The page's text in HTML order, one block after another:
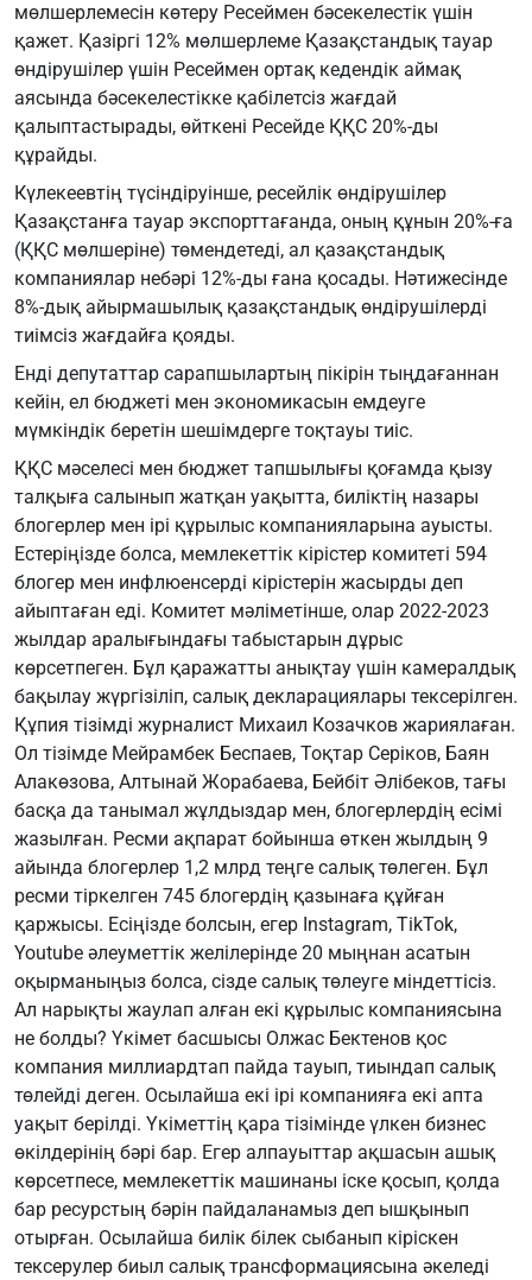
мөлшерлемесін көтеру Ресеймен бәсекелестік үшін
қажет. Қазіргі 12% мөлшерлеме Қазақстандық тауар
өндірушілер үшін Ресеймен ортақ кедендік аймақ
аясында бәсекелестікке қабілетсіз жағдай
қалыптастырады, өйткені Ресейде ҚҚС 20%-ды
құрайды.
Күлекеевтің түсіндіруінше, ресейлік өндірушілер
Қазақстанға тауар экспорттағанда, оның құнын 20%-ға
(ҚҚС мөлшеріне) төмендетеді, ал қазақстандық
компаниялар небәрі 12%-ды ғана қосады. Нәтижесінде
8%-дық айырмашылық қазақстандық өндірушілерді
тиімсіз жағдайға қояды.
Енді депутаттар сарапшылартың пікірін тыңдағаннан
кейін, ел бюджеті мен экономикасын емдеуге
мүмкіндік беретін шешімдерге тоқтауы тиіс.
ҚҚС мәселесі мен бюджет тапшылығы қоғамда қызу
талқыға салынып жатқан уақытта, биліктің назары
блогерлер мен ірі құрылыс компанияларына ауысты.
Естеріңізде болса, мемлекеттік кірістер комитеті 594
блогер мен инфлюенсерді кірістерін жасырды деп
айыптаған еді. Комитет мәліметінше, олар 2022-2023
жылдар аралығындағы табыстарын дұрыс
көрсетпеген. Бұл қаражатты анықтау үшін камералдық
бақылау жүргізіліп, салық декларациялары тексерілген.
Құпия тізімді журналист Михаил Козачков жариялаған.
Ол тізімде Мейрамбек Беспаев, Тоқтар Серіков, Баян
Алакөзова, Алтынай Жорабаева, Бейбіт Әлібеков, тағы
басқа да танымал жұлдыздар мен, блогерлердің есімі
жазылған. Ресми ақпарат бойынша өткен жылдың 9
айында блогерлер 1,2 млрд теңге салық төлеген. Бұл
ресми тіркелген 745 блогердің қазынаға құйған
қаржысы. Есіңізде болсын, егер Instagram, TikTok,
Youtube әлеуметтік желілерінде 20 мыңнан асатын
оқырманыңыз болса, сізде салық төлеуге міндеттісіз.
Ал нарықты жаулап алған екі құрылыс компаниясына
не болды? Үкімет басшысы Олжас Бектенов қос
компания миллиардтап пайда тауып, тиындап салық
төлейді деген. Осылайша екі ірі компанияға екі апта
уақыт берілді. Үкіметтің қара тізімінде үлкен бизнес
өкілдерінің бәрі бар. Егер алпауыттар ақшасын ашық
көрсетпесе, мемлекеттік машинаны іске қосып, қолда
бар ресурстың бәрін пайдаланамыз деп ышқынып
отырған. Осылайша билік білек сыбанып кіріскен
тексерулер биыл салық трансформациясына әкеледі